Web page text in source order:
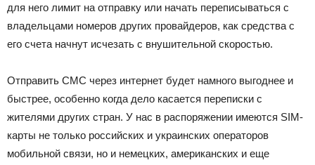
для него лимит на отправку или начать переписываться с
владельцами номеров других провайдеров, как средства с
его счета начнут исчезать с внушительной скоростью.
Отправить СМС через интернет будет намного выгоднее и
быстрее, особенно когда дело касается переписки с
жителями других стран. У нас в распоряжении имеются SIM-
карты не только российских и украинских операторов
мобильной связи, но и немецких, американских и еще